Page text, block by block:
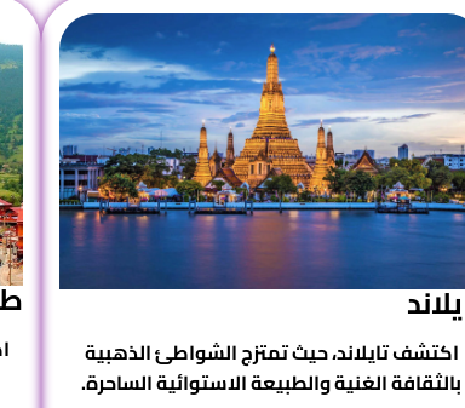
اكتشفتايلاند، حيث تمتزج الشواطئ الذهبية
بالثقافة الغنية والطبيعة الاستوائية الساحرة.